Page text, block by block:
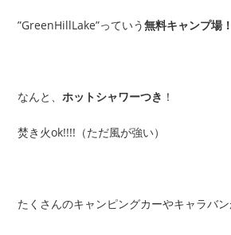
”GreenHillLake”っていう無料キャンプ場
なんと、ホットシャワーつき ！
焚き火ok!!!!（ただ風が強い）
たくさんのキャンピングカーやキャラバン